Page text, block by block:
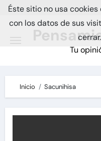
Skip
Tu
Inicio Sacunihisa
Éste sitio no usa
con los datos de sus